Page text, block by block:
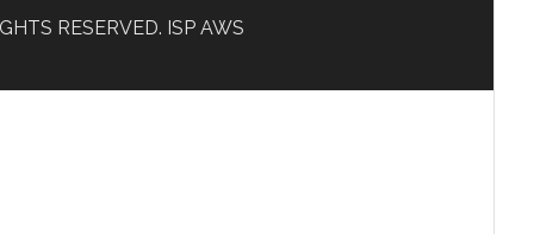
RESERVED. ISP AWS